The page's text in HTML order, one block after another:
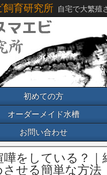
飼育研究所 自宅で大繁殖
初めての方
オーダーメイド水槽
お問い合わせ
をしている？｜
せる簡単な方法